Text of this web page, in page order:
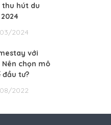
thu hút du
2024
với
chọn mô
đầu tư?
2022